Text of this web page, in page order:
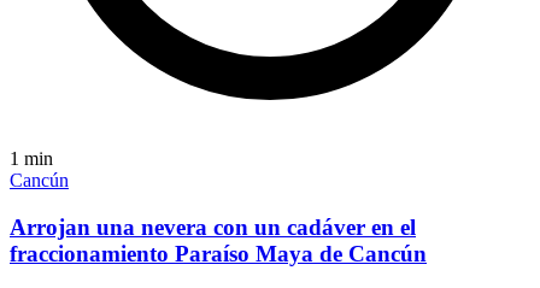
1 min
Cancún
Arrojan una nevera con un cadáver en el
fraccionamiento Paraíso Maya de Cancún